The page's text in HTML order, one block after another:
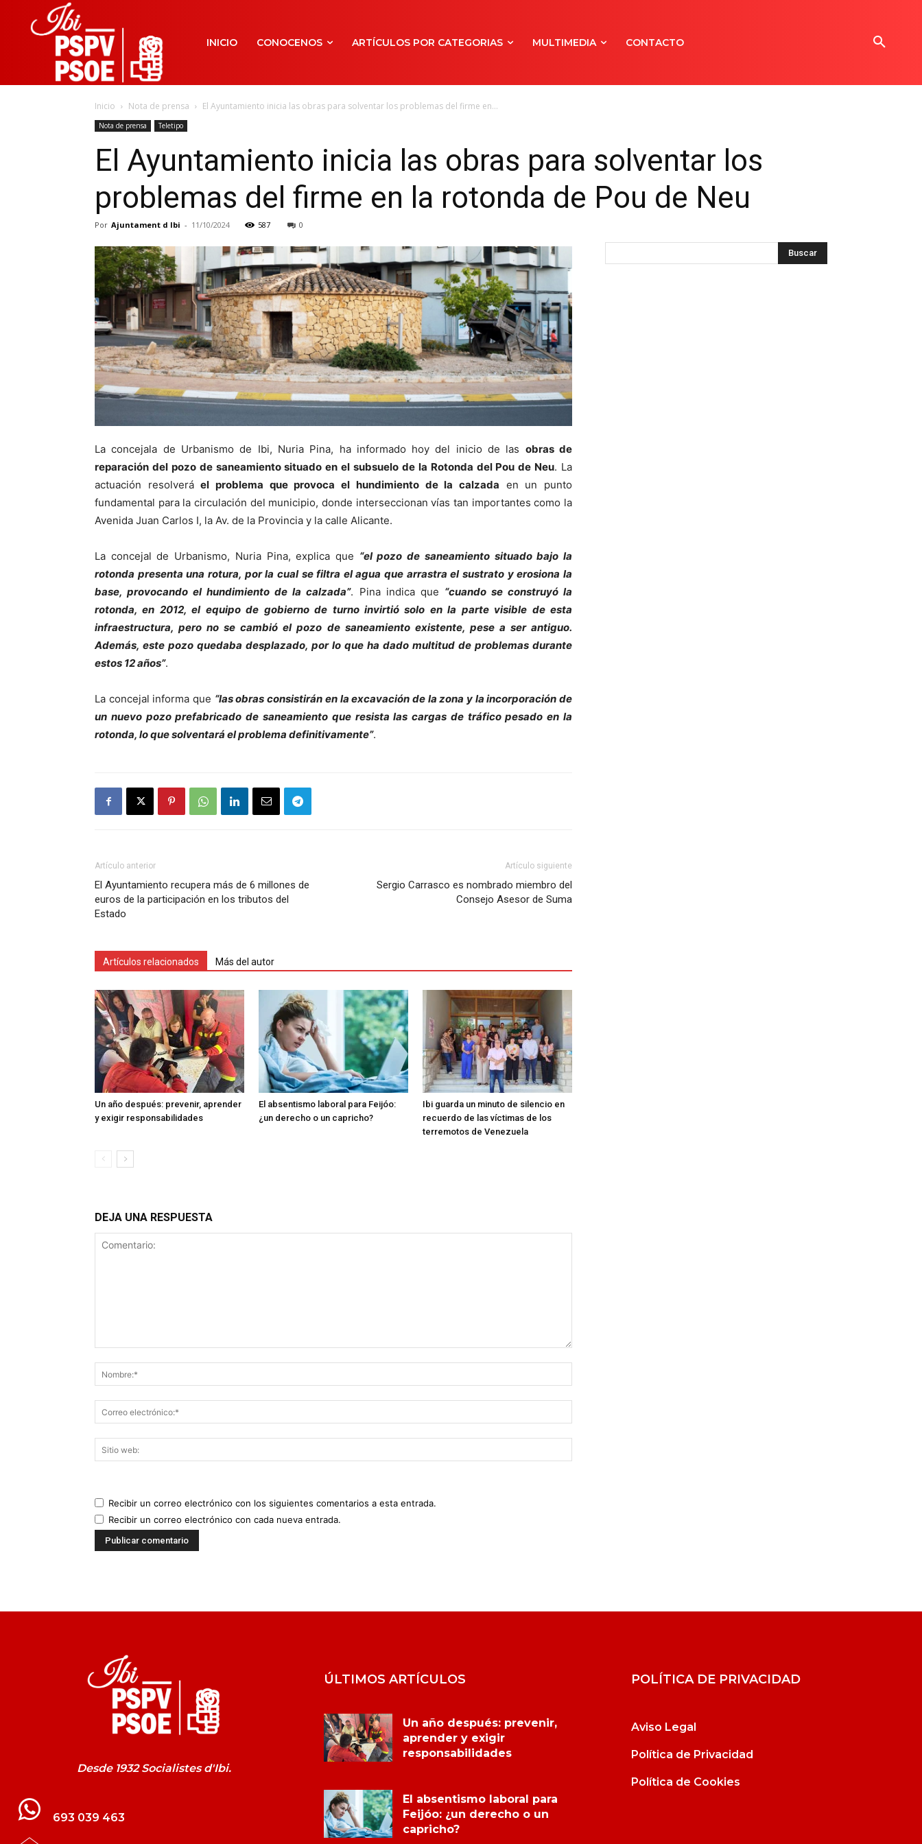
INICIO CONOCENOS ARTÍCULOS POR CATEGORIAS MULTIMEDIA CONTACTO
Inicio Nota de prensa El Ayuntamiento inicia las obras para solventar los problemas del firme en...
Nota de prensa Teletipo
El Ayuntamiento inicia las obras para solventar los
problemas del firme en la rotonda de Pou de Neu
Por Ajuntament d Ibi - 11/10/2024 587 0
La concejala de Urbanismo de Ibi, Nuria Pina, ha informado hoy del inicio de las obras de
reparación del pozo de saneamiento situado en el subsuelo de la Rotonda del Pou de Neu. La
actuación resolveráel problema que provoca el hundimiento de la calzada en un punto
fundamental para la circulación del municipio, donde interseccionan vías tan importantes como la
Avenida Juan Carlos I, la Av. de la Provincia y la calle Alicante.
La concejal de Urbanismo, Nuria Pina, explica que “el pozo de saneamiento situado bajo la
rotonda presenta una rotura, por la cual se filtra el agua que arrastra el sustrato y erosiona la
base, provocando el hundimiento de la calzada”. Pina indica que “cuando se construyó la
rotonda, en 2012, el equipo de gobierno de turno invirtió solo en la parte visible de esta
infraestructura, pero no se cambió el pozo de saneamiento existente, pese a ser antiguo.
Además, este pozo quedaba desplazado, por lo que ha dado multitud de problemas durante
estos 12 años”.
La concejal informa que “las obras consistirán en la excavación de la zona y la incorporación de
un nuevo pozo prefabricado de saneamiento que resista las cargas de tráfico pesado en la
rotonda, lo que solventará el problema definitivamente”.
Artículo anterior
El Ayuntamiento recupera más de 6 millones de
euros de la participación en los tributos del
Estado
Artículo siguiente
Sergio Carrasco es nombrado miembro del
Consejo Asesor de Suma
Artículos relacionados Más del autor
Un año después: prevenir, aprender
y exigir responsabilidades
El absentismo laboral para Feijóo:
¿un derecho o un capricho?
Ibi guarda un minuto de silencio en
recuerdo de las víctimas de los
terremotos de Venezuela
DEJA UNA RESPUESTA
Recibir un correo electrónico con los siguientes comentarios a esta entrada.
Recibir un correo electrónico con cada nueva entrada.
Desde 1932 Socialistes d'Ibi.
693 039 463
ÚLTIMOS ARTÍCULOS
Un año después: prevenir,
aprender y exigir
responsabilidades
El absentismo laboral para
Feijóo: ¿un derecho o un
capricho?
POLÍTICA DE PRIVACIDAD
Aviso Legal
Política de Privacidad
Política de Cookies